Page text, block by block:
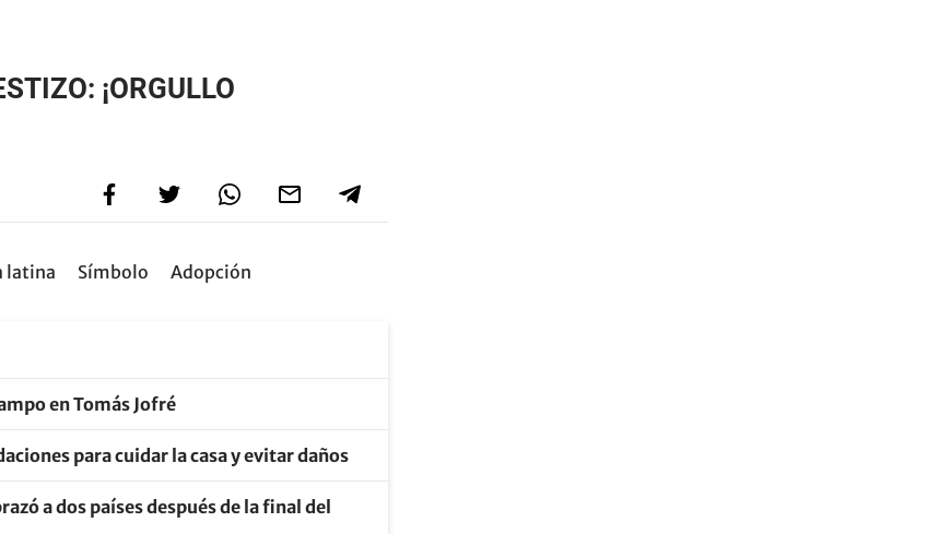
¡ORGULLO
latina Símbolo Adopción
en Tomás Jofré
para cuidar la casa y evitar daños
a dos países después de la final del